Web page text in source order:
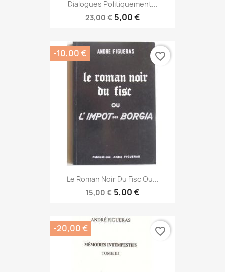
Dialogues Politiquement...
23,00 € 5,00 €
Le Roman Noir Du Fisc Ou...
15,00 € 5,00 €
-10,00 € favorite_border
-20,00 € favorite_border